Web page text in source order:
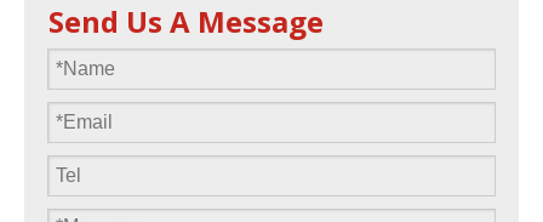
Send Us A Message